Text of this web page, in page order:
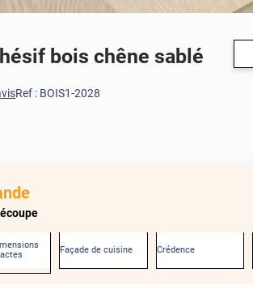
bois chêne sablé
Ref : BOIS1-2028
Façade de cuisine Crédence